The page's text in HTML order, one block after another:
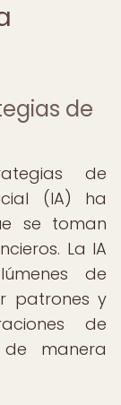
de
de
(IA) ha
se toman
La IA
de
patrones y
de
manera